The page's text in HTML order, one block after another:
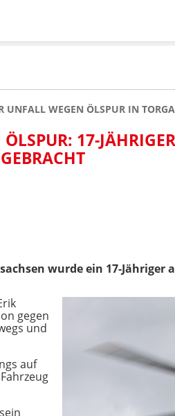
UNFALL WEGEN ÖLSPUR IN
17-
wurde ein 17-Jähriger
gegen
und
auf